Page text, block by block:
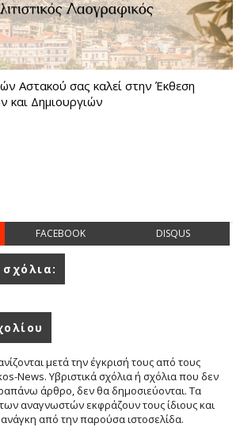
Αστακού σας καλεί στην Έκθεση
και Δημιουργιών
FACEBOOK DISQUS
μετά την έγκρισή τους από τους
News. Υβριστικά σχόλια ή σχόλια που δεν
άρθρο, δεν θα δημοσιεύονται. Τα
αναγνωστών εκφράζουν τους ίδιους και
ανάγκη από την παρούσα ιστοσελίδα.